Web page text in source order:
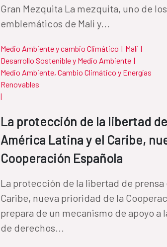
Gran Mezquita La mezquita, uno de
emblemáticos de Mali y...
Medio Ambiente y cambio Climático | Mali |
Desarrollo Sostenible y Medio Ambiente |
Medio Ambiente, Cambio Climático y Energías
Renovables
|
La protección de la libertad
América Latina y el Caribe,
Cooperación Española
La protección de la libertad de prensa
Caribe, nueva prioridad de la
prepara de un mecanismo de apoyo a
de derechos...